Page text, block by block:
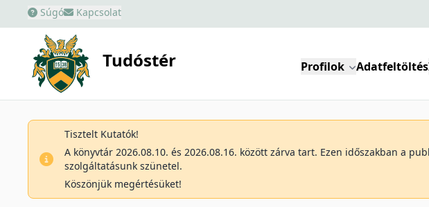
Súgó Kapcsolat
Tudóstér Profilok Adatfeltöltés
Tisztelt Kutatók!
A könyvtár 2026.08.10. és 2026.08.16. között zárva tart. Ezen időszakban a
szolgáltatásunk szünetel.
Köszönjük megértésüket!